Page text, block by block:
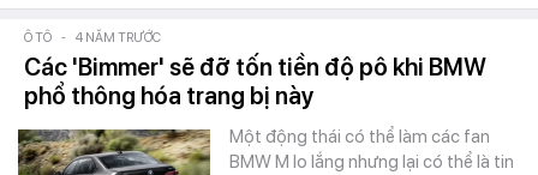
Ô TÔ - 4 NĂM TRƯỚC
Các 'Bimmer' sẽ đỡ tốn tiền độ pô khi BMW
phổ thông hóa trang bị này
Một động thái có thể làm các fan
BMW M lo lắng nhưng lại có thể là tin